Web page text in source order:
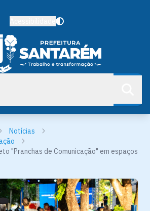
Notícias
"Pranchas de Comunicação" em espaços